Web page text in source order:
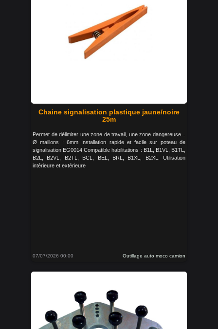
Chaine signalisation plastique jaune/noire
25m
Permet de délimiter une zone de travail, une zone dangereuse...
Ø maillons : 6mm Installation rapide et facile sur poteau de
signalisation EG0014 Compatible habilitations : B1L, B1VL, B1TL,
B2L, B2VL, B2TL, BCL, BEL, BRL, B1XL, B2XL. Utilisation
intérieure et extérieure
07/07/2026 00:00 Outillage auto moco camion